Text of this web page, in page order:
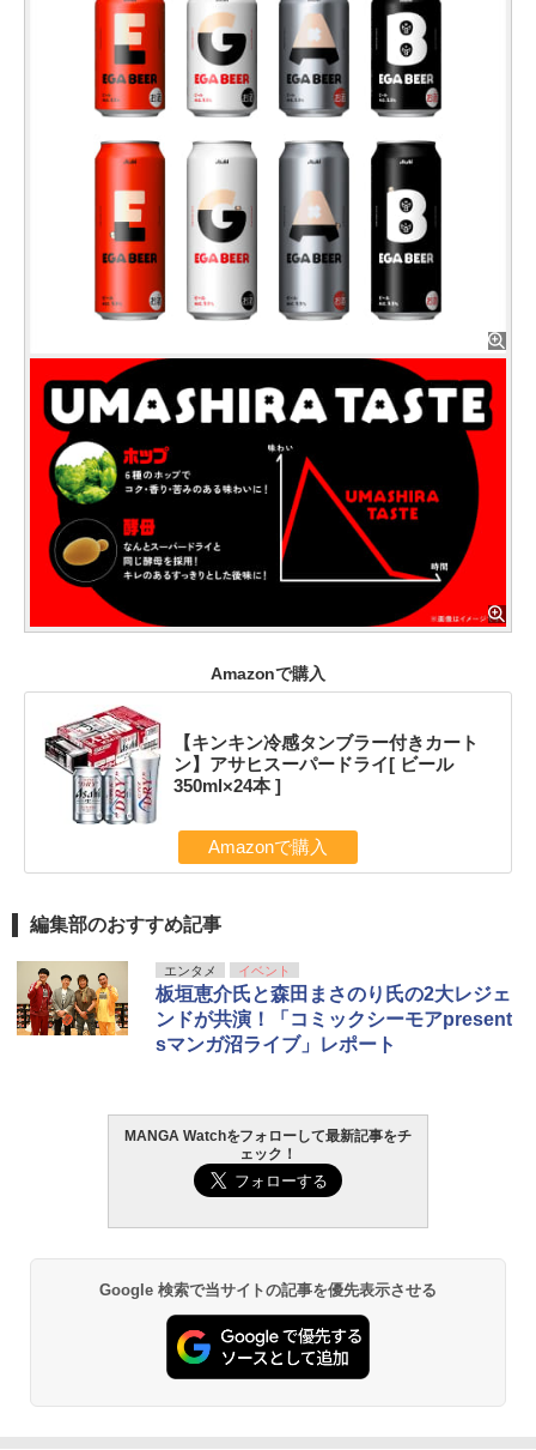
Amazonで購入
【キンキン冷感タンブラー付きカート
ン】アサヒスーパードライ[ ビール
350ml×24本 ]
Amazonで購入
編集部のおすすめ記事
エンタメ イベント
板垣恵介氏と森田まさのり氏の2大レジェ
ンドが共演！「コミックシーモアpresent
sマンガ沼ライブ」レポート
MANGA Watchをフォローして最新記事をチ
ェック！
Google 検索で当サイトの記事を優先表示させる